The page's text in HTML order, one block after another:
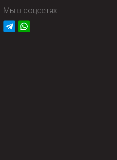
Мы в соцсетях